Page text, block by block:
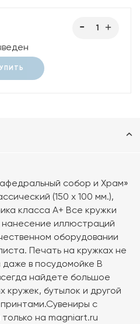
собор и Храм»
(150 х 100 мм.),
класса А+ Все кружки
иллюстраций
оборудовании
Печать на кружках не
даже в посудомойке В
найдете большое
кружек, бутылок и другой
с
на magniart.ru